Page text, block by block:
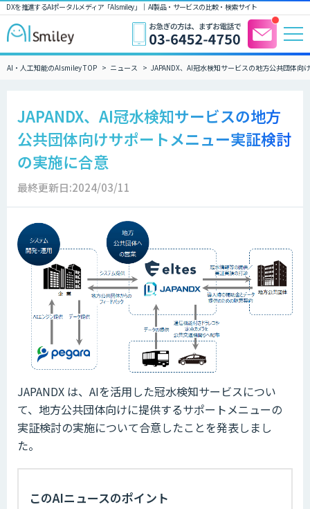
DXを推進するAIポータルメディア「AIsmiley」｜ AI製品・サービスの比較・検索サイト
AI・人工知能のAIsmiley TOP ニュース JAPANDX、AI冠水検知サービスの地方公共団体向
JAPANDX、AI冠水検知サービスの地方
公共団体向けサポートメニュー実証検討
の実施に合意
最終更新日:2024/03/11
JAPANDX は、AIを活用した冠水検知サービスについ
て、地方公共団体向けに提供するサポートメニューの
実証検討の実施について合意したことを発表しまし
た。
このAIニュースのポイント